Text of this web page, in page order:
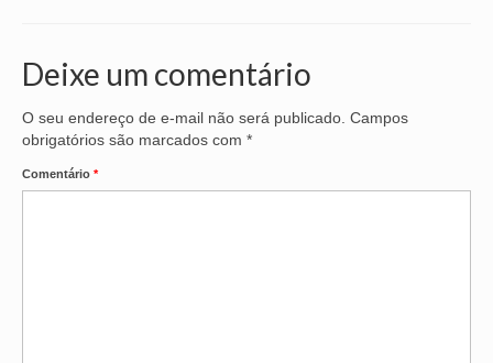
ANALISTAS JUDICIÁRIOS
ACESSIBILIDADE E INCLUSÃO
Deixe um comentário
O seu endereço de e-mail não será publicado. Campos
obrigatórios são marcados com *
Comentário *